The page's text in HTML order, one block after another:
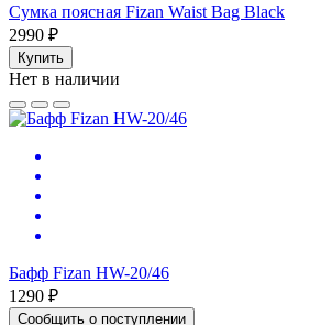
Сумка поясная Fizan Waist Bag Black
2990 ₽
Купить
Нет в наличии
Бафф Fizan HW-20/46
1290 ₽
Сообщить о поступлении